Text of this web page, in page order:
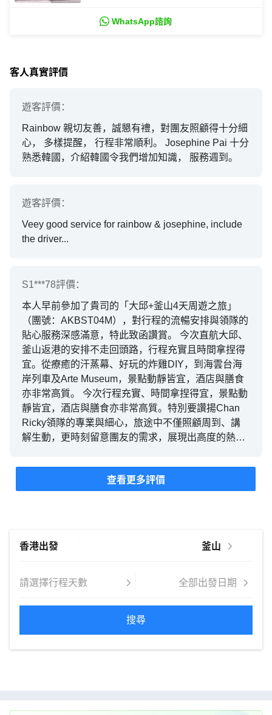
WhatsApp諮詢
客人真實評價
遊客評價：
Rainbow 親切友善，誠懇有禮，對團友照顧得十分細
心， 多樣提醒， 行程非常順利。 Josephine Pai 十分
熟悉韓國，介紹韓國令我們增加知識， 服務週到。
遊客評價：
Veey good service for rainbow & josephine, include
the driver...
S1***78評價：
本人早前參加了貴司的「大邱+釜山4天周遊之旅」
（團號：AKBST04M），對行程的流暢安排與領隊的
貼心服務深感滿意，特此致函讚賞。 今次直航大邱、
釜山返港的安排不走回頭路，行程充實且時間拿捏得
宜。從療癒的汗蒸幕、好玩的炸雞DIY，到海雲台海
岸列車及Arte Museum，景點動靜皆宜，酒店與膳食
亦非常高質。 今次行程充實、時間拿捏得宜，景點動
靜皆宜，酒店與膳食亦非常高質。特別要讚揚Chan
Ricky領隊的專業與細心，旅途中不僅照顧周到、講
解生動，更時刻留意團友的需求，展現出高度的熱忱
遊的專業講解也值得信賴，導遊在旅途中保持樂觀積
極的態度，活力滿滿，帶動了整個團隊的愉快氣氛，
的旅行團！
查看更多評價
搜尋